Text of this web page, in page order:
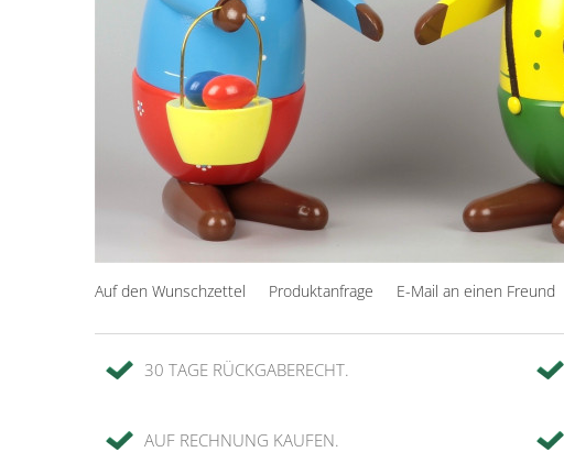
Auf den Wunschzettel Produktanfrage E-Mail an einen Freund
30 TAGE RÜCKGABERECHT.
AUF RECHNUNG KAUFEN.